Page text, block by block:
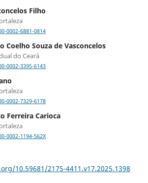
Filho
0002-6881-0814
Coelho Souza de Vasconcelos
do Ceará
0002-3395-6143
0002-7329-6178
Ferreira Carioca
0002-1194-562X
10.59681/2175-4411.v17.2025.1398